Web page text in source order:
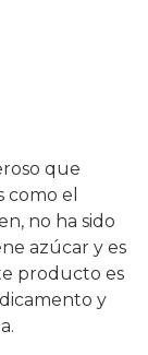
que
como el
no ha sido
azúcar y es
producto es
y